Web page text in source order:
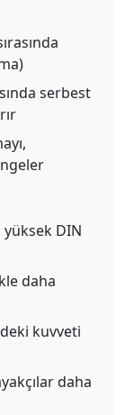
serbest
yüksek DIN
daha
kuvveti
daha